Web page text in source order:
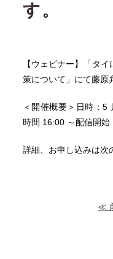
す。
【ウェビナー】「タ
策について」にて藤原
＜開催概要＞日時：5
時間 16:00 ～配信開始
詳細、お申し込みは次
≪